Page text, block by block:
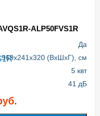
ALP50FVS1R
Да
969x241x320 (ВхШхГ), см
5 квт
41 дБ